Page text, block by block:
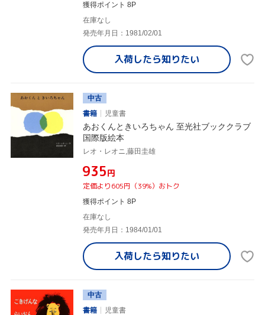
獲得ポイント 8P
在庫なし
発売年月日：1981/02/01
入荷したら知りたい
中古
書籍
児童書
あおくんときいろちゃん 至光社ブッククラブ
国際版絵本
レオ・レオニ,藤田圭雄
¥935円
定価より605円（39%）おトク
獲得ポイント 8P
在庫なし
発売年月日：1984/01/01
入荷したら知りたい
中古
書籍
児童書